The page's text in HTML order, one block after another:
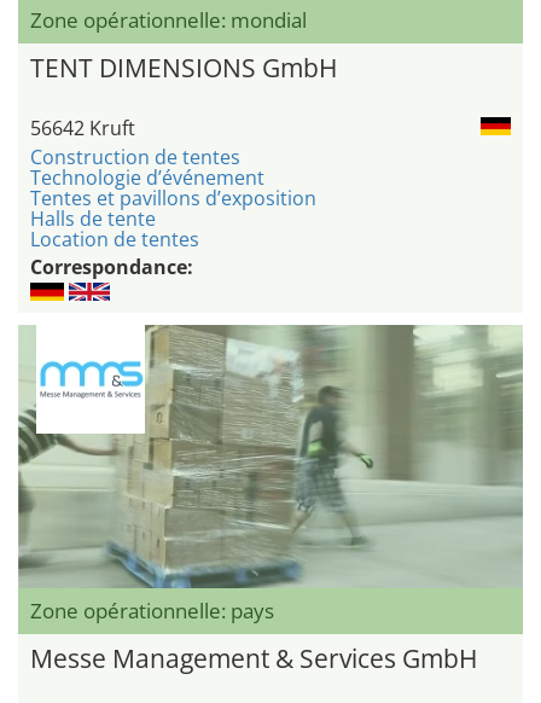
Zone opérationnelle: mondial
TENT DIMENSIONS GmbH
56642 Kruft
Construction de tentes
Technologie d’événement
Tentes et pavillons d’exposition
Halls de tente
Location de tentes
Correspondance:
Zone opérationnelle: pays
Messe Management & Services GmbH